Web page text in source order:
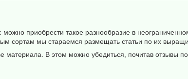
приобрести такое разнообразие в
сортам мы стараемся размещать статьи по их
В этом можно убедиться, почитав отзывы